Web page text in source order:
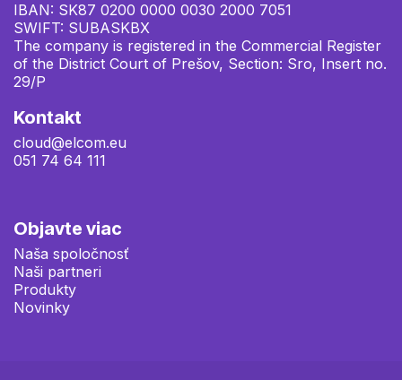
IBAN: SK87 0200 0000 0030 2000 7051
SWIFT: SUBASKBX
The company is registered in the Commercial Register
of the District Court of Prešov, Section: Sro, Insert no.
29/P
Kontakt
cloud@elcom.eu
051 74 64 111
Objavte viac
Naša spoločnosť
Naši partneri
Produkty
Novinky